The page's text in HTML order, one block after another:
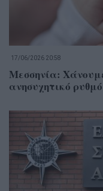
17/06/2026 20:58
Μεσσηνία:
ανησυχητικό ρυθμό